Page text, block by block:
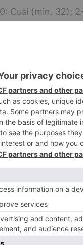
Cusi (min. 32);
Castrillo
con
18) por parte del
(min. 68),
con cartulina
del Real Ávila
por parte del
Final regional